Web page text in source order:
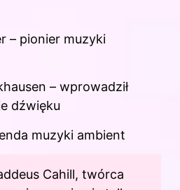
– pionier muzyki
– wprowadził
dźwięku
muzyki ambient
Cahill, twórca